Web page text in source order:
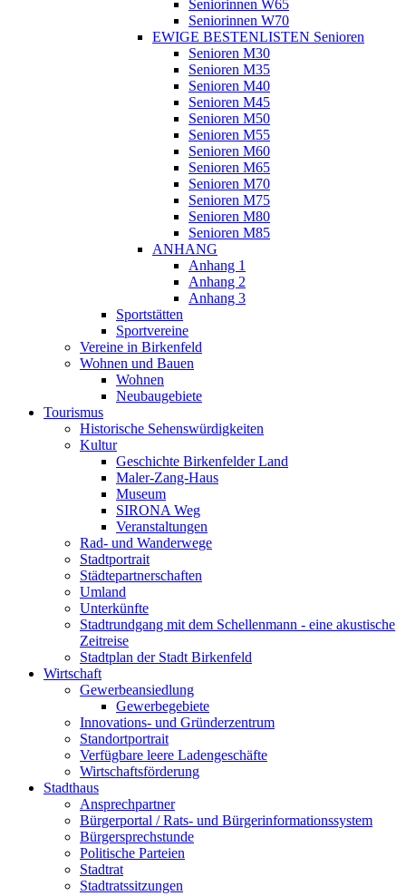
Seniorinnen W65
Seniorinnen W70
EWIGE BESTENLISTEN Senioren
Senioren M30
Senioren M35
Senioren M40
Senioren M45
Senioren M50
Senioren M55
Senioren M60
Senioren M65
Senioren M70
Senioren M75
Senioren M80
Senioren M85
ANHANG
Anhang 1
Anhang 2
Anhang 3
Sportstätten
Sportvereine
Vereine in Birkenfeld
Wohnen und Bauen
Wohnen
Neubaugebiete
Tourismus
Historische Sehenswürdigkeiten
Kultur
Geschichte Birkenfelder Land
Maler-Zang-Haus
Museum
SIRONA Weg
Veranstaltungen
Rad- und Wanderwege
Stadtportrait
Städtepartnerschaften
Umland
Unterkünfte
Stadtrundgang mit dem Schellenmann - eine akustische
Zeitreise
Stadtplan der Stadt Birkenfeld
Wirtschaft
Gewerbeansiedlung
Gewerbegebiete
Innovations- und Gründerzentrum
Standortportrait
Verfügbare leere Ladengeschäfte
Wirtschaftsförderung
Stadthaus
Ansprechpartner
Bürgerportal / Rats- und Bürgerinformationssystem
Bürgersprechstunde
Politische Parteien
Stadtrat
Stadtratssitzungen